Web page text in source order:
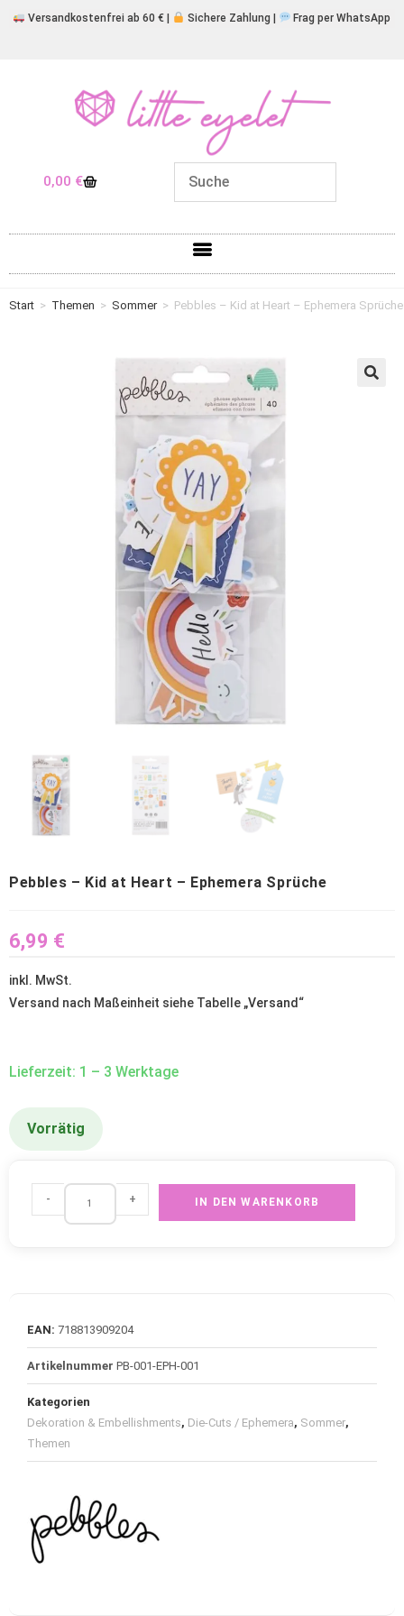
Versandkostenfrei ab 60 € | Sichere Zahlung | Frag per WhatsApp
0,00 €
Start > Themen > Sommer > Pebbles – Kid at Heart – Ephemera Sprüche
Pebbles – Kid at Heart – Ephemera Sprüche
6,99 €
inkl. MwSt.
Versand nach Maßeinheit siehe Tabelle „Versand “
Lieferzeit: 1 – 3 Werktage
Vorrätig
- + IN DEN WARENKORB
EAN: 718813909204
Artikelnummer PB-001-EPH-001
Kategorien
Dekoration & Embellishments, Die-Cuts / Ephemera, Sommer,
Themen